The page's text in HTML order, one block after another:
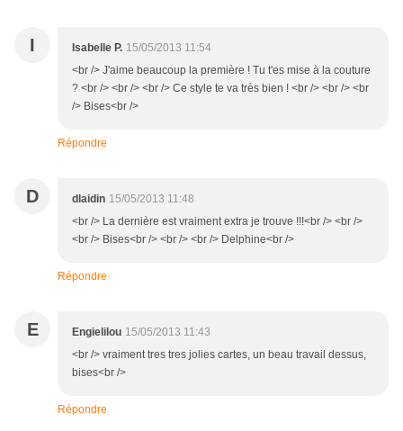
I Isabelle P. 15/05/2013 11:54
<br /> J'aime beaucoup la première ! Tu t'es mise à la couture
? <br /> <br /> <br /> Ce style te va très bien ! <br /> <br /> <br
/> Bises<br />
Répondre
D dlaidin 15/05/2013 11:48
<br /> La dernière est vraiment extra je trouve !!!<br /> <br />
<br /> Bises<br /> <br /> <br /> Delphine<br />
Répondre
E Engielilou 15/05/2013 11:43
<br /> vraiment tres tres jolies cartes, un beau travail dessus,
bises<br />
Répondre